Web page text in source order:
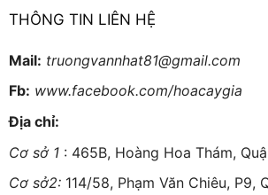
THÔNG TIN LIÊN HỆ
Mail: truongvannhat81@gmail.com
Fb: www.facebook.com/hoacaygia
Địa chỉ:
Cơ sở 1: 465B, Hoàng Hoa Thám,
Cơ sở2:114/58, Phạm Văn Chiêu, P9,